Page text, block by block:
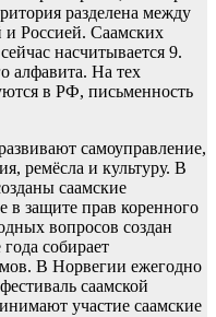
разделена между
Россией. Саамских
насчитывается 9.
алфавита. На тех
в РФ, письменность
самоуправление,
ремёсла и культуру. В
саамские
защите прав коренного
вопросов создан
собирает
В Норвегии ежегодно
саамской
участие саамские